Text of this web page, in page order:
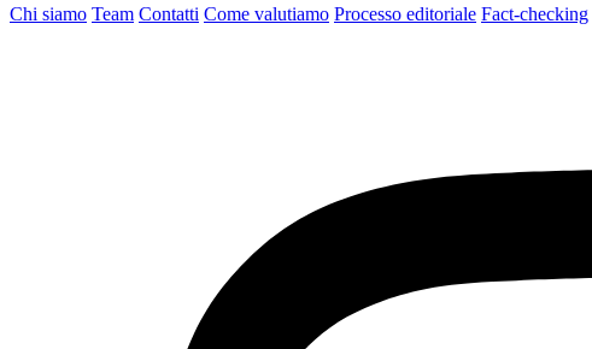
Chi siamo Team Contatti Come valutiamo Processo editoriale Fact-checking